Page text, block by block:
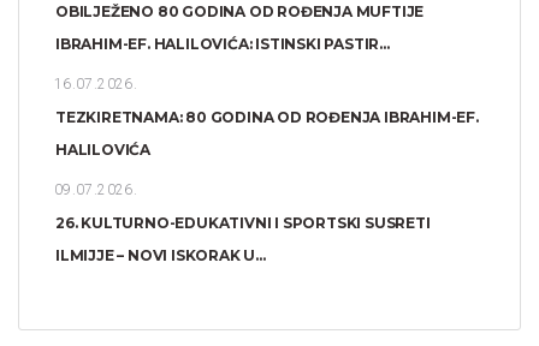
OBILJEŽENO 80 GODINA OD ROĐENJA MUFTIJE
IBRAHIM-EF. HALILOVIĆA: ISTINSKI PASTIR...
16.07.2026.
TEZKIRETNAMA: 80 GODINA OD ROĐENJA IBRAHIM-EF.
HALILOVIĆA
09.07.2026.
26. KULTURNO-EDUKATIVNI I SPORTSKI SUSRETI
ILMIJJE – NOVI ISKORAK U...